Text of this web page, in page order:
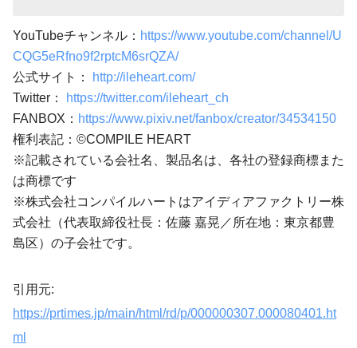
YouTubeチャンネル： https://www.youtube.com/channel/U
CQG5eRfno9f2rptcM6srQZA/
公式サイト：
http://ileheart.com/
Twitter：
https://twitter.com/ileheart_ch
FANBOX： https://www.pixiv.net/fanbox/creator/34534150
権利表記：©COMPILE HEART
※記載されている会社名、製品名は、各社の登録商標また
は商標です
※株式会社コンパイルハートはアイディアファクトリー株
式会社（代表取締役社長：佐藤 嘉晃／所在地：東京都豊
島区）の子会社です。
引用元:
https://prtimes.jp/main/html/rd/p/000000307.000080401.ht
ml